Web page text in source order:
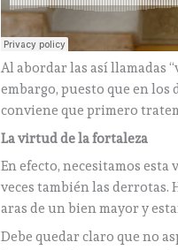
Al abordar las así llamadas
embargo, puesto que en los
conviene que primero
La virtud de la fortaleza
En efecto, necesitamos
veces también las derrotas.
aras de un bien mayor y
Debe quedar claro que no